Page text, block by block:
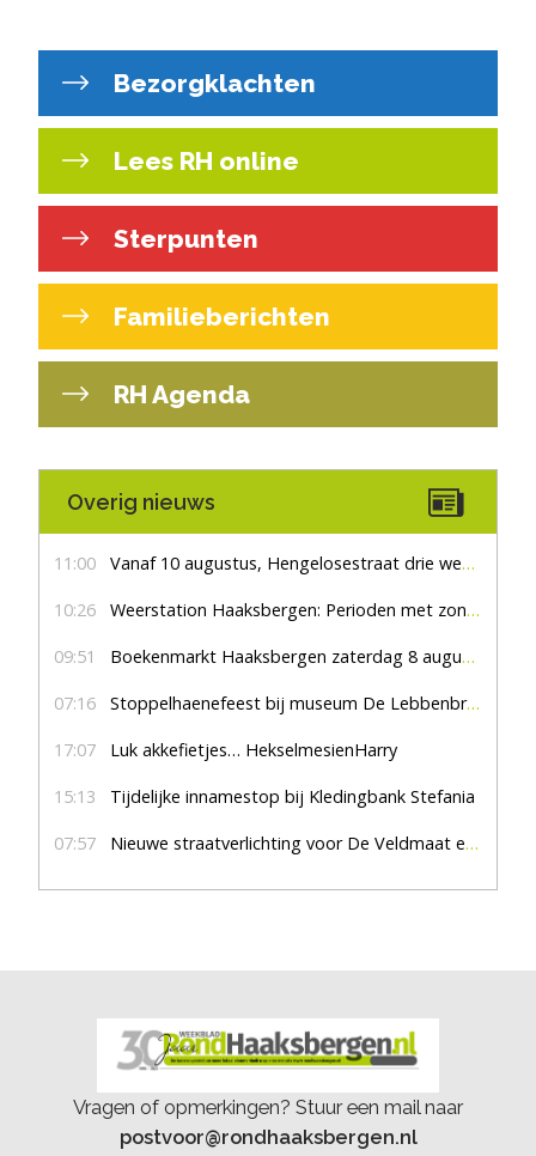
Bezorgklachten
Lees RH online
Sterpunten
Familieberichten
RH Agenda
Overig nieuws
11:00 Vanaf 10 augustus, Hengelosestraat drie weken dicht voor doorgaand verkeer
10:26 Weerstation Haaksbergen: Perioden met zon en droog
09:51 Boekenmarkt Haaksbergen zaterdag 8 augustus, marktplein Haaksbergen
07:16 Stoppelhaenefeest bij museum De Lebbenbrugge
17:07 Luk akkefietjes… HekselmesienHarry
15:13 Tijdelijke innamestop bij Kledingbank Stefania
07:57 Nieuwe straatverlichting voor De Veldmaat en De Pas
Vragen of opmerkingen? Stuur een mail naar
postvoor@rondhaaksbergen.nl